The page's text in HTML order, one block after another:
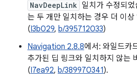
NavDeepLink 일치가 수정되
는 두 개만 일치하는 경우 더 이
(I3b029, b/395712033)
Navigation 2.8.8에서: 와일드카
추가된 딥 링크와 일치하지 않는
(I7ea92, b/389970341).